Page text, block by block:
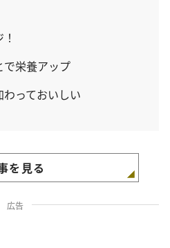
で栄養アップ
っておいしい
を見る
広告